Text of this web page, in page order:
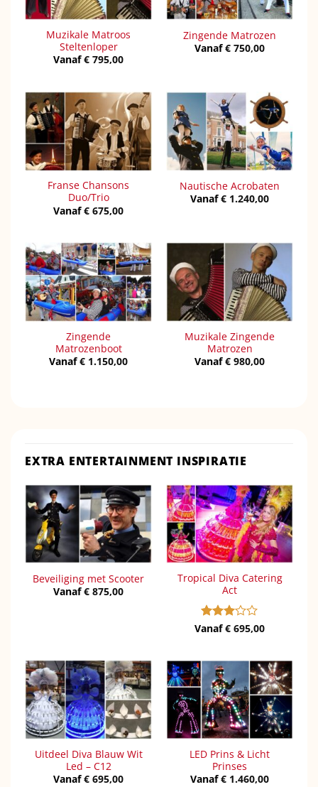
Muzikale Matroos
Steltenloper
Vanaf€ 795,00
Zingende Matrozen
Vanaf€ 750,00
Franse Chansons
Duo/Trio
Vanaf€ 675,00
Nautische Acrobaten
Vanaf€ 1.240,00
Zingende
Matrozenboot
Vanaf€ 1.150,00
Muzikale Zingende
Matrozen
Vanaf€ 980,00
EXTRA ENTERTAINMENT INSPIRATIE
Beveiliging met Scooter
Vanaf€ 875,00
Tropical Diva Catering
Act
Gewaardeerd
Vanaf€ 695,00
Uitdeel Diva Blauw Wit
Led – C12
Vanaf€ 695,00
LED Prins & Licht
Prinses
Vanaf€ 1.460,00